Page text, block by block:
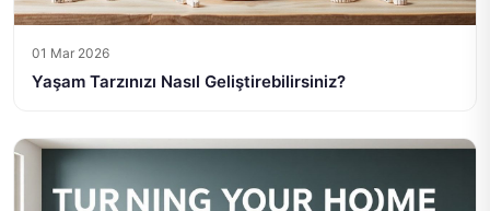
01 Mar 2026
Yaşam Tarzınızı Nasıl Geliştirebilirsiniz?